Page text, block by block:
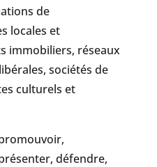
de
locales et
immobiliers, réseaux
sociétés de
culturels et
défendre,